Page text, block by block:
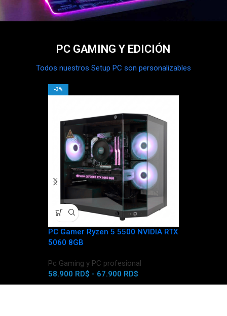
PC GAMING Y EDICIÓN
Todos nuestros Setup PC son personalizables
-3%
PC Gamer Ryzen 5 5500 NVIDIA RTX
5060 8GB
Pc Gaming y PC profesional
58.900 RD$ - 67.900 RD$